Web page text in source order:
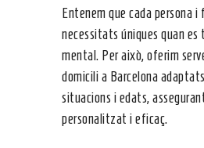
Entenem que cada persona
necessitats úniques quan
mental. Per això, oferim
domicili a Barcelona
situacions i edats,
personalitzat i eficaç.